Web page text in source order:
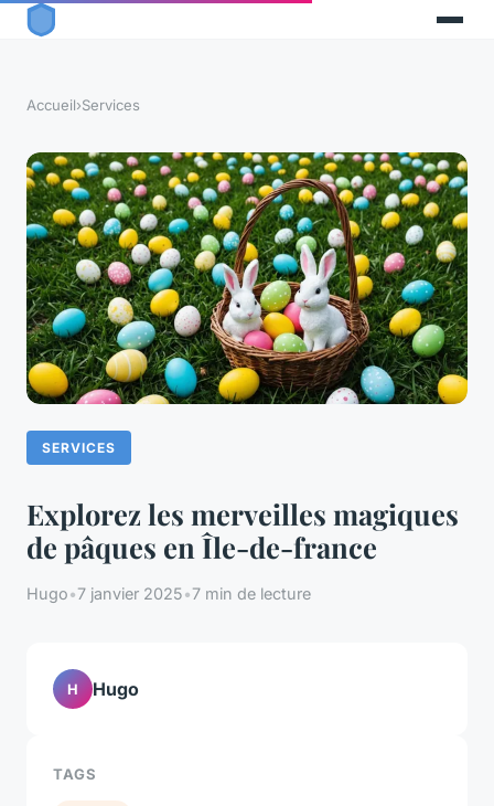
Accueil›Services
SERVICES
Explorez les merveilles magiques
de pâques en Île-de-france
Hugo•7 janvier 2025•7 min de lecture
H Hugo
TAGS